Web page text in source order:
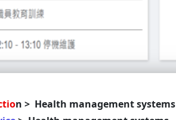
n > Health management systems